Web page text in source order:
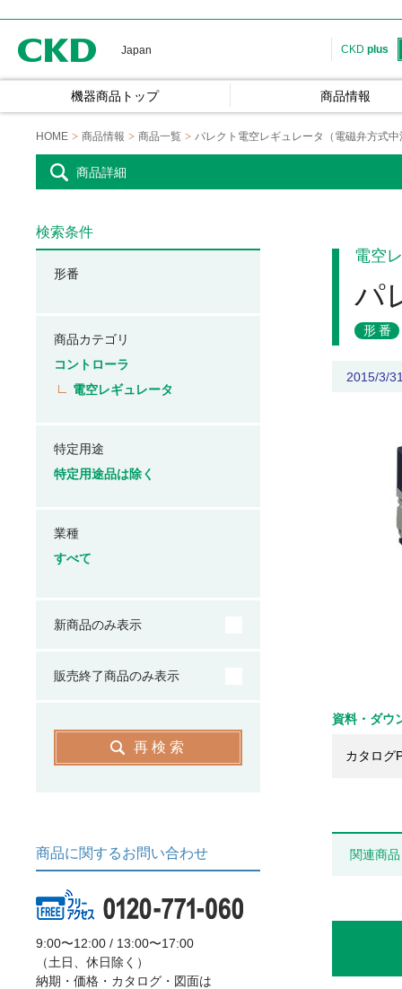
Japan CKD plus
機器商品トップ 商品情報
HOME 商品情報 商品一覧 パレクト電空レギュレータ（電磁弁方式中
商品詳細
電空
パ
形番
2015/3/
資料・ダウ
カタログ
関連商品
検索条件
形番
商品カテゴリ
コントローラ
電空レギュレータ
特定用途
特定用途品は除く
業種
すべて
新商品のみ表示
販売終了商品のみ表示
再検索
商品に関するお問い合わせ
9:00〜12:00 / 13:00〜17:00
（土日、休日除く）
納期・価格・カタログ・図面は